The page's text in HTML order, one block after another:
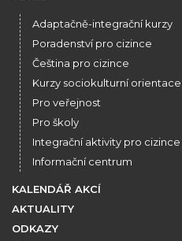
Adaptačně-integrační kurzy
Poradenství pro cizince
Čeština pro cizince
Kurzy sociokulturní orientace
Pro veřejnost
Pro školy
Integrační aktivity pro cizince
Informační centrum
KALENDÁŘ AKCÍ
AKTUALITY
ODKAZY